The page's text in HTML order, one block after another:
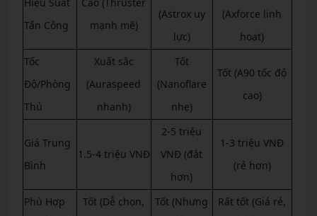
Tấn Công
mạnh mẽ)
(Astrox uy
lực)
(Axforce linh
hoạt)
Tốc
Độ/Phòng
Thủ
Xuất sắc
(Auraspeed
nhanh)
Tốt
(Nanoflare
nhẹ)
Tốt (A90 tốc độ
cao)
Giá Trung
Bình
1.5-4 triệu VNĐ
2-5 triệu
VNĐ (đắt
hơn)
1-3 triệu VNĐ
(rẻ hơn)
Phù Hợp
Tốt (Dễ chọn,
Tốt (Nhưng
Rất tốt (Giá rẻ,